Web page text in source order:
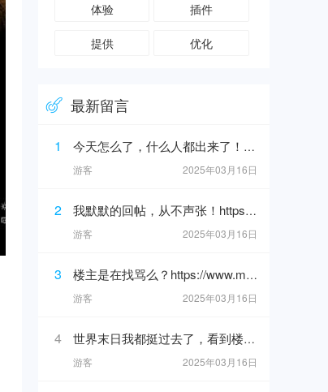
体验 插件
提供 优化
最新留言
1 今天怎么了，什么人都出来了！https://www.mslba.com/links/3af3c1666332ddf50565.html
游客 2025年03月16日
2 我默默的回帖，从不声张！https://www.mslba.com/links/de626f18ad3546c7b228.html
游客 2025年03月16日
3 楼主是在找骂么？https://www.mslba.com/links/ba2a6192088e25bf881b.html
游客 2025年03月16日
4 世界末日我都挺过去了，看到楼主我才知道为什么上帝留我到现在！https://www.mslba.com/links/eec9a0c20149ccd68621.h
游客 2025年03月16日